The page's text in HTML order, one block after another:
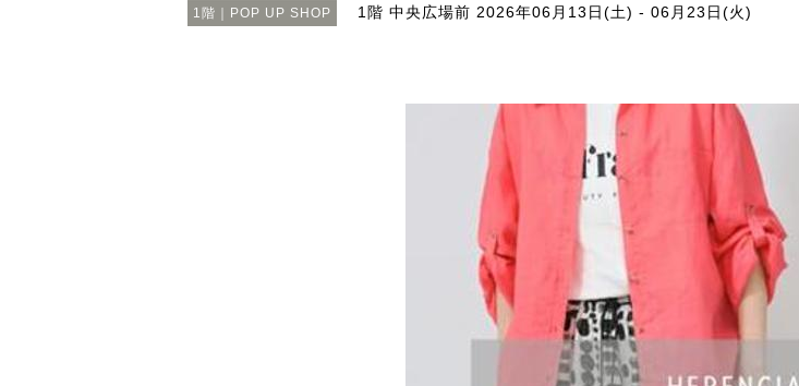
1階｜POP UP SHOP 1階 中央広場前 2026年06月13日(土) - 06月23日(火)